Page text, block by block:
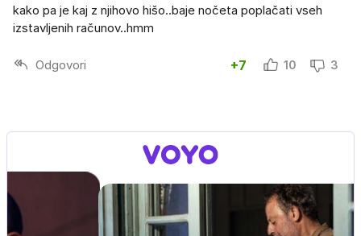
kako pa je kaj z njihovo hišo..baje nočeta poplačati vseh
izstavljenih računov..hmm
Odgovori +7 10 3